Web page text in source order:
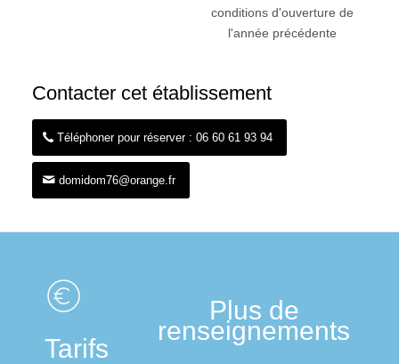
conditions d'ouverture de
l'année précédente
Contacter cet établissement
Téléphoner pour réserver : 06 60 61 93 94
domidom76@orange.fr
Tarifs
Plus de
renseignements